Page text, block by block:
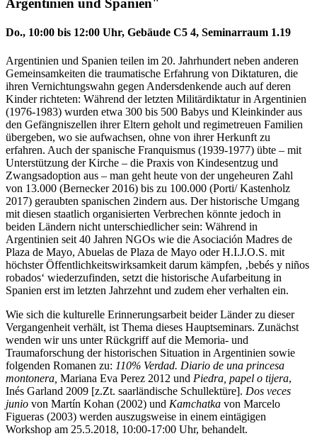
Argentinien und Spanien"
Do., 10:00 bis 12:00 Uhr, Gebäude C5 4, Seminarraum 1.19
Argentinien und Spanien teilen im 20. Jahrhundert neben anderen
Gemeinsamkeiten die traumatische Erfahrung von Diktaturen, die
ihren Vernichtungswahn gegen Andersdenkende auch auf deren
Kinder richteten: Während der letzten Militärdiktatur in Argentinien
(1976-1983) wurden etwa 300 bis 500 Babys und Kleinkinder aus
den Gefängniszellen ihrer Eltern geholt und regimetreuen Familien
übergeben, wo sie aufwachsen, ohne von ihrer Herkunft zu
erfahren. Auch der spanische Franquismus (1939-1977) übte – mit
Unterstützung der Kirche – die Praxis von Kindesentzug und
Zwangsadoption aus – man geht heute von der ungeheuren Zahl
von 13.000 (Bernecker 2016) bis zu 100.000 (Porti/ Kastenholz
2017) geraubten spanischen 2indern aus. Der historische Umgang
mit diesen staatlich organisierten Verbrechen könnte jedoch in
beiden Ländern nicht unterschiedlicher sein: Während in
Argentinien seit 40 Jahren NGOs wie die Asociación Madres de
Plaza de Mayo, Abuelas de Plaza de Mayo oder H.I.J.O.S. mit
höchster Öffentlichkeitswirksamkeit darum kämpfen, ‚bebés y niños
robados‘ wiederzufinden, setzt die historische Aufarbeitung in
Spanien erst im letzten Jahrzehnt und zudem eher verhalten ein.
Wie sich die kulturelle Erinnerungsarbeit beider Länder zu dieser
Vergangenheit verhält, ist Thema dieses Hauptseminars. Zunächst
wenden wir uns unter Rückgriff auf die Memoria- und
Traumaforschung der historischen Situation in Argentinien sowie
folgenden Romanen zu: 110% Verdad. Diario de una princesa
montonera, Mariana Eva Perez 2012 und Piedra, papel o tijera,
Inés Garland 2009 [z.Zt. saarländische Schullektüre]. Dos veces
junio von Martín Kohan (2002) und Kamchatka von Marcelo
Figueras (2003) werden auszugsweise in einem eintägigen
Workshop am 25.5.2018, 10:00-17:00 Uhr, behandelt.